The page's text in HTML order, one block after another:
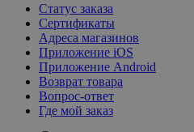
Статус заказа
Сертификаты
Адреса магазинов
Приложение iOS
Приложение Android
Возврат товара
Вопрос-ответ
Где мой заказ